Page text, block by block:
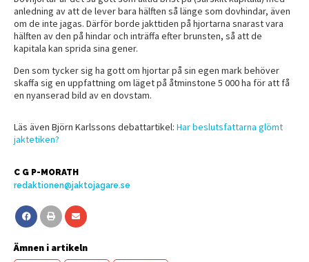
anledning av att de lever bara hälften så länge som dovhindar, även
om de inte jagas. Därför borde jakttiden på hjortarna snarast vara
hälften av den på hindar och inträffa efter brunsten, så att de
kapitala kan sprida sina gener.
Den som tycker sig ha gott om hjortar på sin egen mark behöver
skaffa sig en uppfattning om läget på åtminstone 5 000 ha för att få
en nyanserad bild av en dovstam.
Läs även Björn Karlssons debattartikel: Har beslutsfattarna glömt
jaktetiken?
C G P-MORATH
redaktionen@jaktojagare.se
Ämnen i artikeln